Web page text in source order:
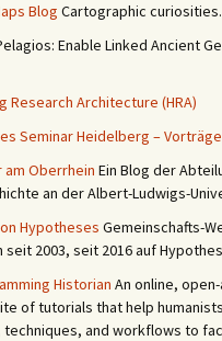
Blog Cartographic curiosities.
Enable Linked Ancient
Research Architecture (HRA)
Seminar Heidelberg –
Oberrhein Ein Blog der
an der Albert-Ludwigs-
Hypotheses Gemeinschafts-
seit 2003, seit 2016 auf
Historian An online,
of tutorials that help
and workflows to